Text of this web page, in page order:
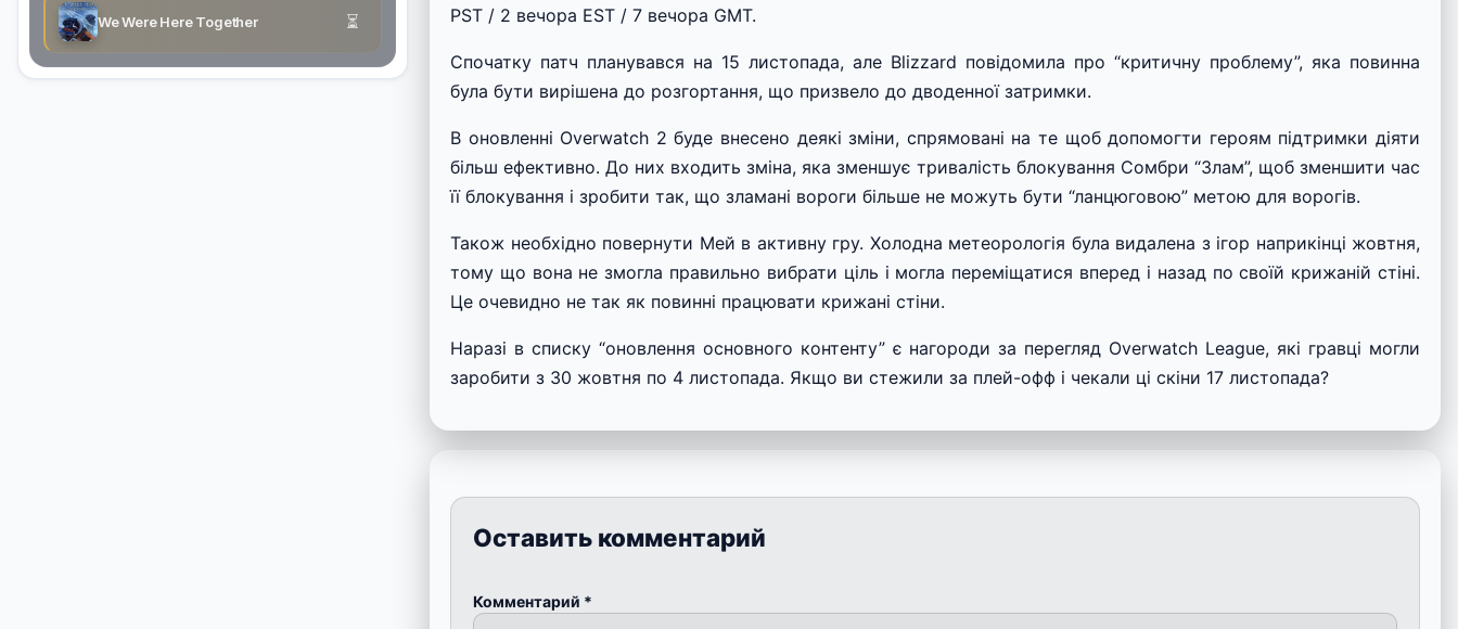
We Were Here Together ⏳
PST / 2 вечора EST / 7 вечора GMT.
Спочатку патч планувався на 15 листопада, але Blizzard повідомила про “критичну проблему”, яка повинна
була бути вирішена до розгортання, що призвело до дводенної затримки.
В оновленні Overwatch 2 буде внесено деякі зміни, спрямовані на те щоб допомогти героям підтримки діяти
більш ефективно. До них входить зміна, яка зменшує тривалість блокування Сомбри “Злам”, щоб зменшити час
її блокування і зробити так, що зламані вороги більше не можуть бути “ланцюговою” метою для ворогів.
Також необхідно повернути Мей в активну гру. Холодна метеорологія була видалена з ігор наприкінці жовтня,
тому що вона не змогла правильно вибрати ціль і могла переміщатися вперед і назад по своїй крижаній стіні.
Це очевидно не так як повинні працювати крижані стіни.
Наразі в списку “оновлення основного контенту” є нагороди за перегляд Overwatch League, які гравці могли
заробити з 30 жовтня по 4 листопада. Якщо ви стежили за плей-офф і чекали ці скіни 17 листопада?
Оставить комментарий
Комментарий *